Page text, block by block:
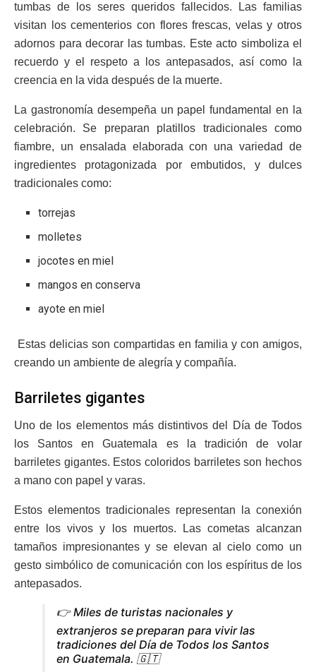
tumbas de los seres queridos fallecidos. Las familias
visitan los cementerios con flores frescas, velas y otros
adornos para decorar las tumbas. Este acto simboliza el
recuerdo y el respeto a los antepasados, así como la
creencia en la vida después de la muerte.
La gastronomía desempeña un papel fundamental en la
celebración. Se preparan platillos tradicionales como
fiambre, un ensalada elaborada con una variedad de
ingredientes protagonizada por embutidos, y dulces
tradicionales como:
torrejas
molletes
jocotes en miel
mangos en conserva
ayote en miel
Estas delicias son compartidas en familia y con amigos,
creando un ambiente de alegría y compañía.
Barriletes gigantes
Uno de los elementos más distintivos del Día de Todos
los Santos en Guatemala es la tradición de volar
barriletes gigantes. Estos coloridos barriletes son hechos
a mano con papel y varas.
Estos elementos tradicionales representan la conexión
entre los vivos y los muertos. Las cometas alcanzan
tamaños impresionantes y se elevan al cielo como un
gesto simbólico de comunicación con los espíritus de los
antepasados.
👉 Miles de turistas nacionales y
extranjeros se preparan para vivir las
tradiciones del Día de Todos los Santos
en Guatemala. 🇬🇹